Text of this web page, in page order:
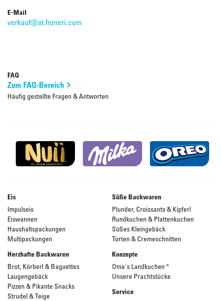
E-Mail
verkauf@at.froneri.com
FAQ
Zum FAQ-Bereich
Häufig gestellte Fragen & Antworten
Eis
Impulseis
Eiswannen
Haushaltspackungen
Multipackungen
Süße Backwaren
Plunder, Croissants & Kipferl
Rundkuchen & Plattenkuchen
Süßes Kleingebäck
Torten & Cremeschnitten
Herzhafte Backwaren
Brot, Körberl & Baguettes
Laugengebäck
Pizzen & Pikante Snacks
Strudel & Teige
Konzepte
Oma's Landkuchen ®
Unsere Prachtstücke
Service